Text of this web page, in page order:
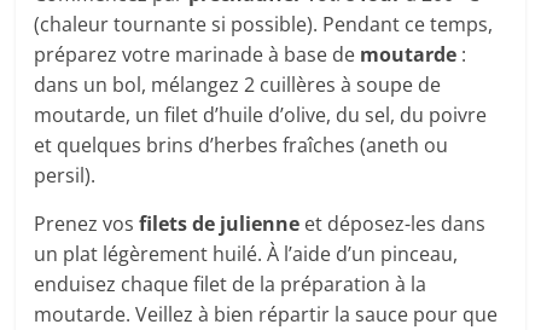
(chaleur tournante si possible). Pendant ce temps,
préparez votre marinade à base de moutarde :
dans un bol, mélangez 2 cuillères à soupe de
moutarde, un filet d’huile d’olive, du sel, du poivre
et quelques brins d’herbes fraîches (aneth ou
persil).
Prenez vosfilets de julienne et déposez-les dans
un plat légèrement huilé. À l’aide d’un pinceau,
enduisez chaque filet de la préparation à la
moutarde. Veillez à bien répartir la sauce pour que